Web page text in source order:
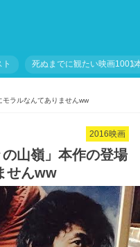
死ぬまでに観たい映画1001
ラルなんてありませんww
2016映画
山嶺」本作の登場
せんww